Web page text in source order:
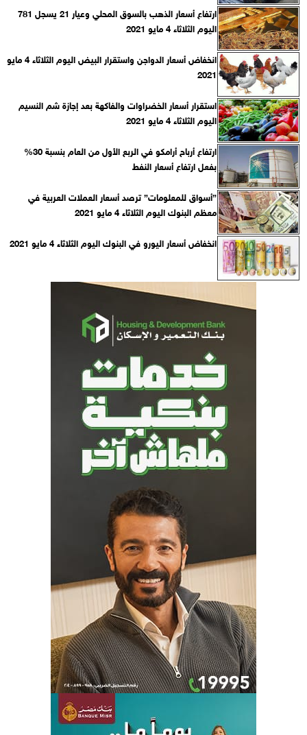
ارتفاع أسعار الذهب بالسوق المحلي وعيار 21 يسجل 781
اليوم الثلاثاء 4 مايو 2021
انخفاض أسعار الدواجن واستقرار البيض اليوم الثلاثاء 4 مايو
2021
استقرار أسعار الخضراوات والفاكهة بعد إجازة شم النسيم
اليوم الثلاثاء 4 مايو 2021
ارتفاع أرباح أرامكو في الربع الأول من العام بنسبة 30%
بفعل ارتفاع أسعار النفط
”أسواق للمعلومات” ترصد أسعار العملات العربية في
معظم البنوك اليوم الثلاثاء 4 مايو 2021
انخفاض أسعار اليورو في البنوك اليوم الثلاثاء 4 مايو 2021